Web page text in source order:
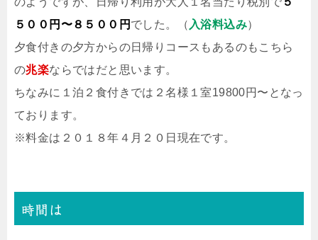
５００円〜８５００円 でした。（ 入浴料込み）
夕食付きの夕方からの日帰りコースもあるのもこちら
の兆楽ならではだと思います。
ちなみに１泊２食付きでは２名様１室19800円〜となっ
ております。
※料金は２０１８年４月２０日現在です。
時間は